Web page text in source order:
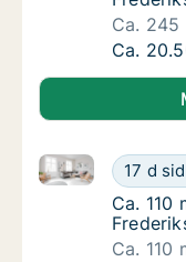
Ca. 245
Ca.
Ca.
Ca. 110
17 d
Ca. 110 m2
Ca. 110
Ca. 110
Ca. 110